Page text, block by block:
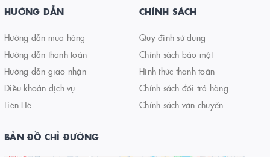
HƯỚNG DẪN
Hướng dẫn mua hàng
Hướng dẫn thanh toán
Hướng dẫn giao nhận
Điều khoản dịch vụ
Liên Hệ
CHÍNH SÁCH
Quy định sử dụng
Chính sách bảo mật
Hình thức thanh toán
Chính sách đổi trả hàng
Chính sách vận chuyển
BẢN ĐỒ CHỈ ĐƯỜNG